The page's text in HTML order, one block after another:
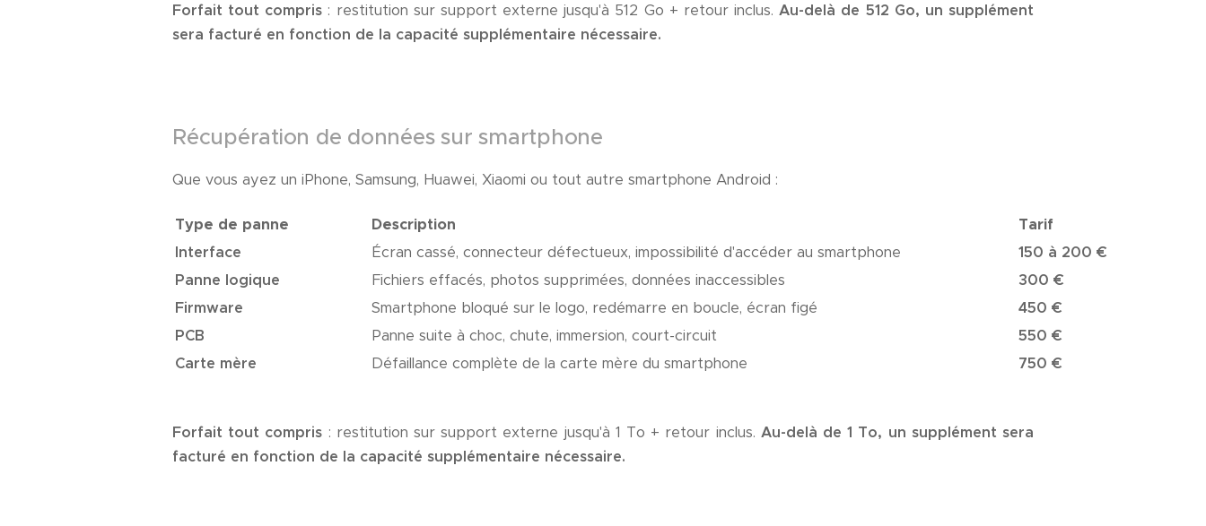
Forfait tout compris : restitution sur support externe jusqu'à 512 Go + retour inclus.Au-delà de 512 Go, un supplément
sera facturé en fonction de la capacité supplémentaire nécessaire.
Récupération de données sur smartphone
Que vous ayez un iPhone, Samsung, Huawei, Xiaomi ou tout autre smartphone Android :
Type de panne Description
Tarif
Interface
Écran cassé, connecteur défectueux, impossibilité d'accéder au smartphone
150 à 200 €
Panne logique
Fichiers effacés, photos supprimées, données inaccessibles
300 €
Firmware
Smartphone bloqué sur le logo, redémarre en boucle, écran figé
450 €
PCB
Panne suite à choc, chute, immersion, court-circuit
550 €
Carte mère
Défaillance complète de la carte mère du smartphone 750 €
Forfait tout compris : restitution sur support externe jusqu'à 1 To + retour inclus. Au-delà de 1 To, un supplément sera
facturé en fonction de la capacité supplémentaire nécessaire.